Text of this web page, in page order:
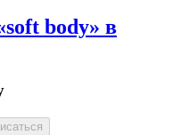
body» в